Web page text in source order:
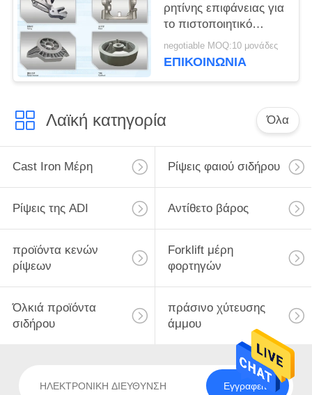
ρητίνης επιφάνειας για
το πιστοποιητικό
γεωργικών
μηχανημάτων ISO
negotiable MOQ:10 μονάδες
ΕΠΙΚΟΙΝΩΝΊΑ
Λαϊκή κατηγορία Όλα
Cast Iron Μέρη Ρίψεις φαιού σιδήρου
Ρίψεις της ADI Αντίθετο βάρος
προϊόντα κενών
ρίψεων
Forklift μέρη
φορτηγών
Όλκιά προϊόντα
σιδήρου
πράσινο χύτευσης
άμμου
Εγγραφείτε